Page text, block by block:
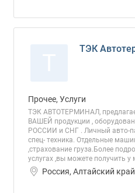
ТЭК
Прочее, Услуги
ТЭК АВТОТЕРМИНАЛ,
ВАШЕЙ продукции ,
РОССИИ и СНГ . Личный авто-
спец- техника. Отдельные
,страхование груза.Более
услугах ,вы можете получить у
Россия, Алтайский